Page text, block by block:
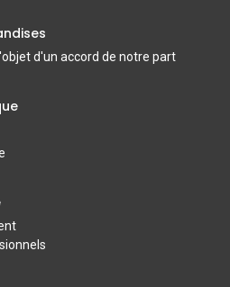
d'un accord de notre part